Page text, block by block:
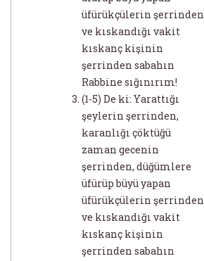
üfürükçülerin şerrinden
ve kıskandığı vakit
kıskanç kişinin
şerrinden sabahın
Rabbine sığınırım!
(1-5) De ki: Yarattığı
şeylerin şerrinden,
karanlığı çöktüğü
zaman gecenin
şerrinden, düğümlere
üfürüp büyü yapan
üfürükçülerin şerrinden
ve kıskandığı vakit
kıskanç kişinin
şerrinden sabahın